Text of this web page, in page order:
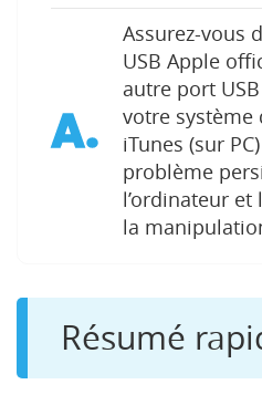
A.
Assurez-vous
USB Apple
autre port
votre système
iTunes (sur
problème
l’ordinateur et
la
Résumé